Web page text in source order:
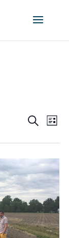
de
vues
Recherche
de
Liste